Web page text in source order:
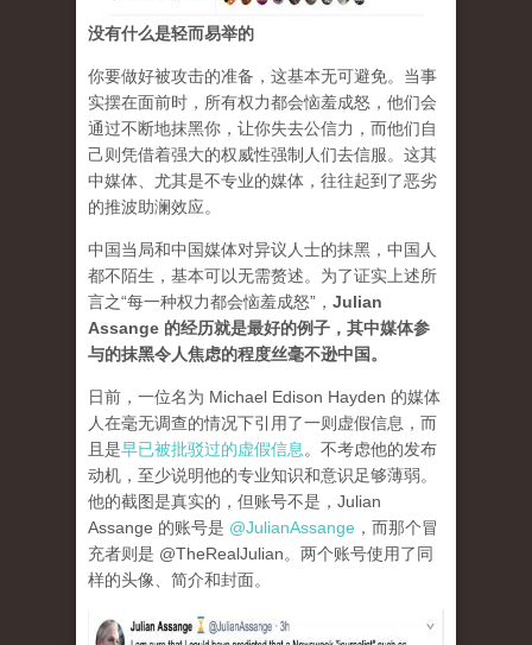
没有什么是轻而易举的
你要做好被攻击的准备，这基本无可避免。当事
实摆在面前时，所有权力都会恼羞成怒，他们会
通过不断地抹黑你，让你失去公信力，而他们自
己则凭借着强大的权威性强制人们去信服。这其
中媒体、尤其是不专业的媒体，往往起到了恶劣
的推波助澜效应。
中国当局和中国媒体对异议人士的抹黑，中国人
都不陌生，基本可以无需赘述。为了证实上述所
言之“每一种权力都会恼羞成怒”， Julian
Assange 的经历就是最好的例子，其中媒体参
与的抹黑令人焦虑的程度丝毫不逊中国。
日前，一位名为 Michael Edison Hayden 的媒体
人在毫无调查的情况下引用了一则虚假信息，而
且是早已被批驳过的虚假信息 。不考虑他的发布
动机，至少说明他的专业知识和意识足够薄弱。
他的截图是真实的，但账号不是，Julian
Assange 的账号是 @JulianAssange ，而那个冒
充者则是 @TheRealJulian。两个账号使用了同
样的头像、简介和封面。